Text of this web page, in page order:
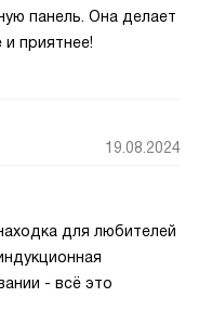
панель. Она делает
приятнее!
19.08.2024
для любителей
- всё это